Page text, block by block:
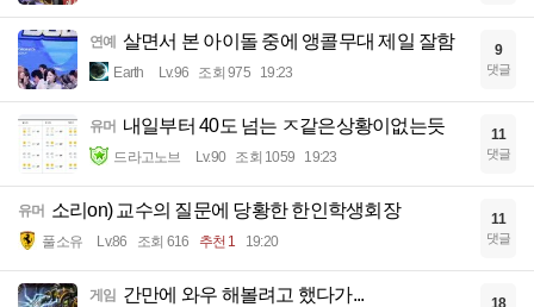
연예 살면서 본 아이돌 중에 앵콜무대 제일 잘함
Earth Lv.96 조회 975 19:23
9
댓글
유머 내일부터 40도 넘는 ㅈ같은상황이없는듯
드라고노브 Lv.90 조회 1059 19:23
11
댓글
유머 소리on) 교수의 질문에 당황한 한인학생회장
풀소유 Lv.86 조회 616 추천 1 19:20
11
댓글
게임 간만에 와우 해볼려고 했다가... 18